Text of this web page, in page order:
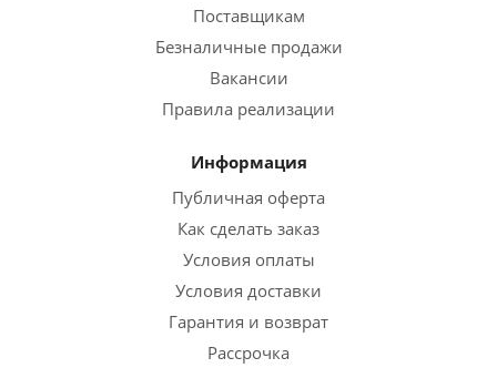
Поставщикам
Безналичные продажи
Вакансии
Правила реализации
Информация
Публичная оферта
Как сделать заказ
Условия оплаты
Условия доставки
Гарантия и возврат
Рассрочка